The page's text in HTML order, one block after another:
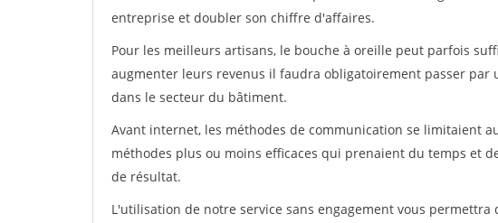
entreprise et doubler son chiffre d'affaires.
Pour les meilleurs artisans, le bouche à oreille peut parfois
augmenter leurs revenus il faudra obligatoirement passer par
dans le secteur du bâtiment.
Avant internet, les méthodes de communication se limitaient
méthodes plus ou moins efficaces qui prenaient du temps et
de résultat.
L'utilisation de notre service sans engagement vous permettra